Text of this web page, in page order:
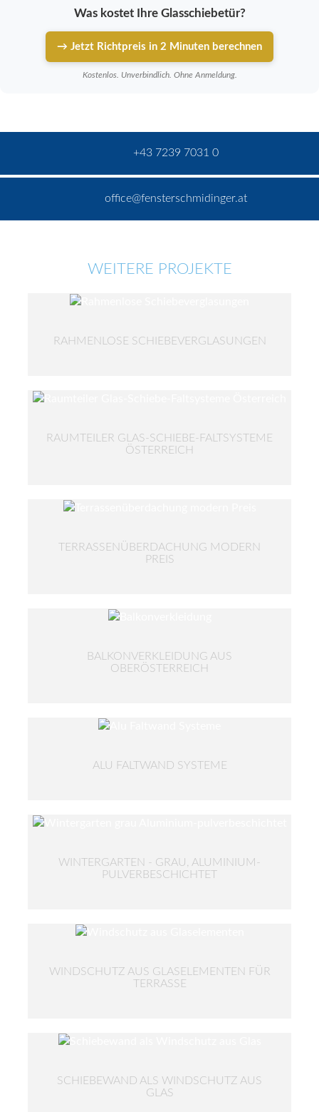
Was kostet Ihre Glasschiebetür?
→ Jetzt Richtpreis in 2 Minuten berechnen
Kostenlos. Unverbindlich. Ohne Anmeldung.
+43 7239 7031 0
office@fensterschmidinger.at
WEITERE PROJEKTE
RAHMENLOSE SCHIEBEVERGLASUNGEN
RAUMTEILER GLAS-SCHIEBE-FALTSYSTEME
ÖSTERREICH
TERRASSENÜBERDACHUNG MODERN
PREIS
BALKONVERKLEIDUNG AUS
OBERÖSTERREICH
ALU FALTWAND SYSTEME
WINTERGARTEN - GRAU, ALUMINIUM-
PULVERBESCHICHTET
WINDSCHUTZ AUS GLASELEMENTEN FÜR
TERRASSE
SCHIEBEWAND ALS WINDSCHUTZ AUS
GLAS